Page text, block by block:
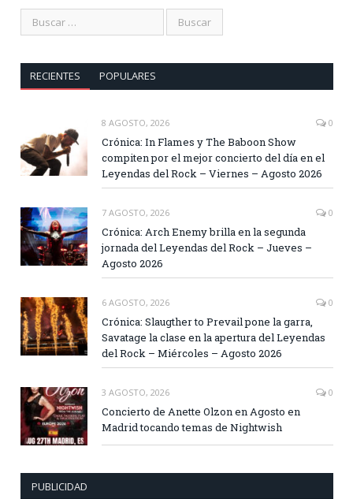
RECIENTES POPULARES
8 AGOSTO, 2026 0
Crónica: In Flames y The Baboon Show
compiten por el mejor concierto del día en el
Leyendas del Rock – Viernes – Agosto 2026
7 AGOSTO, 2026 0
Crónica: Arch Enemy brilla en la segunda
jornada del Leyendas del Rock – Jueves –
Agosto 2026
6 AGOSTO, 2026 0
Crónica: Slaugther to Prevail pone la garra,
Savatage la clase en la apertura del Leyendas
del Rock – Miércoles – Agosto 2026
3 AGOSTO, 2026 0
Concierto de Anette Olzon en Agosto en
Madrid tocando temas de Nightwish
PUBLICIDAD